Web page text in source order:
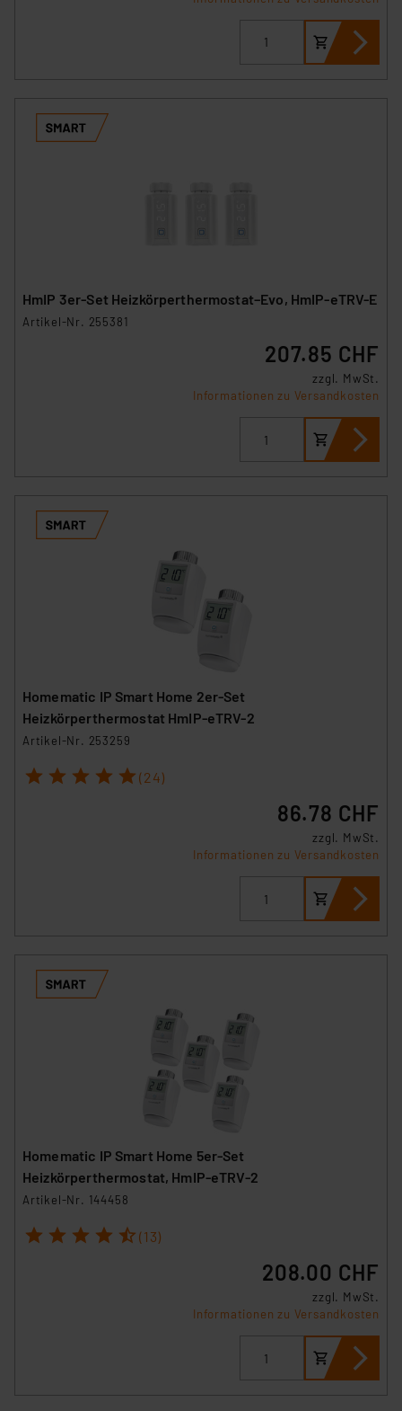
HmIP 3er-Set Heizkörperthermostat–Evo, HmIP-eTRV-E
Artikel-Nr. 255381
207.85 CHF
zzgl. MwSt.
Informationen zu Versandkosten
Homematic IP Smart Home 2er-Set
Heizkörperthermostat HmIP-eTRV-2
Artikel-Nr. 253259
1 2 3 4 5 (24)
86.78 CHF
zzgl. MwSt.
Informationen zu Versandkosten
Homematic IP Smart Home 5er-Set
Heizkörperthermostat, HmIP-eTRV-2
Artikel-Nr. 144458
1 2 3 4 5 (13)
208.00 CHF
zzgl. MwSt.
Informationen zu Versandkosten